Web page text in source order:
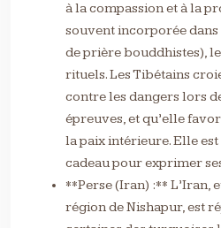
à la compassion et à la
souvent incorporée dans
de prière bouddhistes),
rituels. Les Tibétains
contre les dangers lors
épreuves, et qu’elle
la paix intérieure. Elle
cadeau pour exprimer
**Perse (Iran) :** L’Iran,
région de Nishapur, est